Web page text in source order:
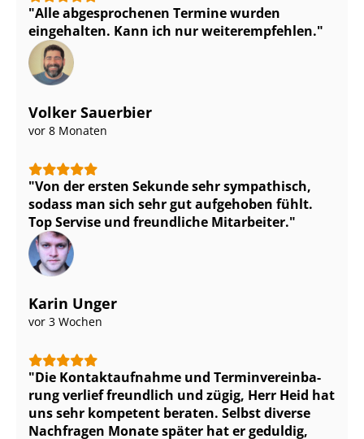
Alle abgesprochenen Termine wurden
eingehalten. Kann ich nur weiterempfehlen.
Volker Sauerbier
vor 8 Monaten
Von der ersten Sekunde sehr sympathisch,
sodass man sich sehr gut aufgehoben fühlt.
Top Servise und freundliche Mitarbeiter.
Karin Unger
vor 3 Wochen
Die Kontaktaufnahme und Ter­min­ver­ein­ba­
rung verlief freundlich und zügig, Herr Heid hat
uns sehr kompetent beraten. Selbst diverse
Nachfragen Monate später hat er geduldig,